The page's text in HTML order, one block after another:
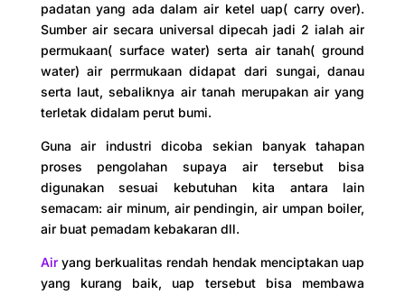
padatan yang ada dalam air ketel uap( carry over).
Sumber air secara universal dipecah jadi 2 ialah air
permukaan( surface water) serta air tanah( ground
water) air perrmukaan didapat dari sungai, danau
serta laut, sebaliknya air tanah merupakan air yang
terletak didalam perut bumi.
Guna air industri dicoba sekian banyak tahapan
proses pengolahan supaya air tersebut bisa
digunakan sesuai kebutuhan kita antara lain
semacam: air minum, air pendingin, air umpan boiler,
air buat pemadam kebakaran dll.
Airyang berkualitas rendah hendak menciptakan uap
yang kurang baik, uap tersebut bisa membawa